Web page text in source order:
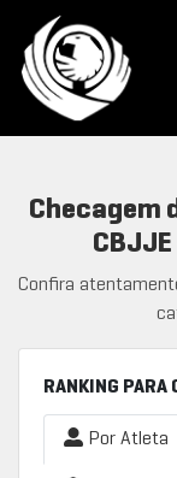
Checagem
Confira
RANKING PARA
Por Atleta